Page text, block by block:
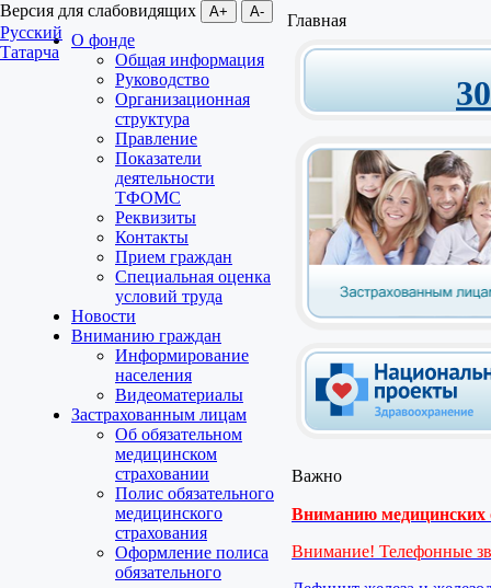
Версия для слабовидящих
A+ A-
Русский
Татарча
О фонде
Общая информация
Руководство
Организационная
структура
Правление
Показатели
деятельности
ТФОМС
Реквизиты
Контакты
Прием граждан
Специальная оценка
условий труда
Новости
Вниманию граждан
Информирование
населения
Видеоматериалы
Застрахованным лицам
Об обязательном
медицинском
страховании
Полис обязательного
медицинского
страхования
Оформление полиса
обязательного
Главная
Важно
Вниманию медицинских
Внимание! Телефонные